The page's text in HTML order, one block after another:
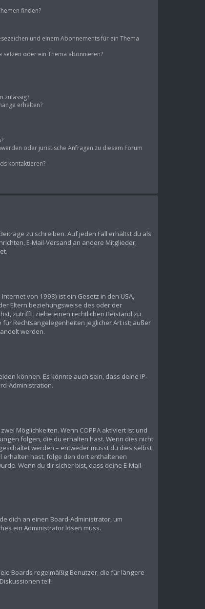
finden?
und einem Abonnements für ein Thema
setzen oder ein Thema abonnieren?
zulässig?
erhalten?
oder juristische Anfragen zu diesem Forum
kontaktieren?
zu schreiben. Auf jeden Fall erhältst du als
E-Mail-Versand an andere Mitglieder,
von 1998) ist ein Gesetz in den USA,
Eltern beziehungsweise des oder der
zutrifft, ziehe einen rechtlichen Beistand zu
Rechtsangelegenheiten jeglicher Art ist; außer
werden.
können. Es könnte auch sein, dass deine IP-
Administration.
Möglichkeiten. Wenn COPPA aktiviert ist und
folgen, die du erhalten hast. Wenn dies nicht
werden – entweder musst du dies selbst
erhalten hast, folge den dort enthaltenen
Wenn du dir sicher bist, dass deine E-Mail-
dich an einen Board-Administrator, um
ein Administrator lösen muss.
Boards regelmäßig Benutzer, die für längere
teil!